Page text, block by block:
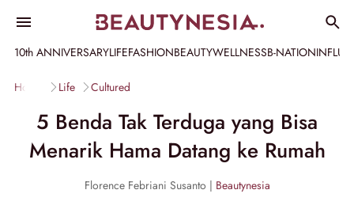
10th ANNIVERSARYLIFEFASHIONBEAUTYWELLNESSB-NATION
Home Life Cultured
5 Benda Tak Terduga yang Bisa
Menarik Hama Datang ke Rumah
Florence Febriani Susanto | Beautynesia